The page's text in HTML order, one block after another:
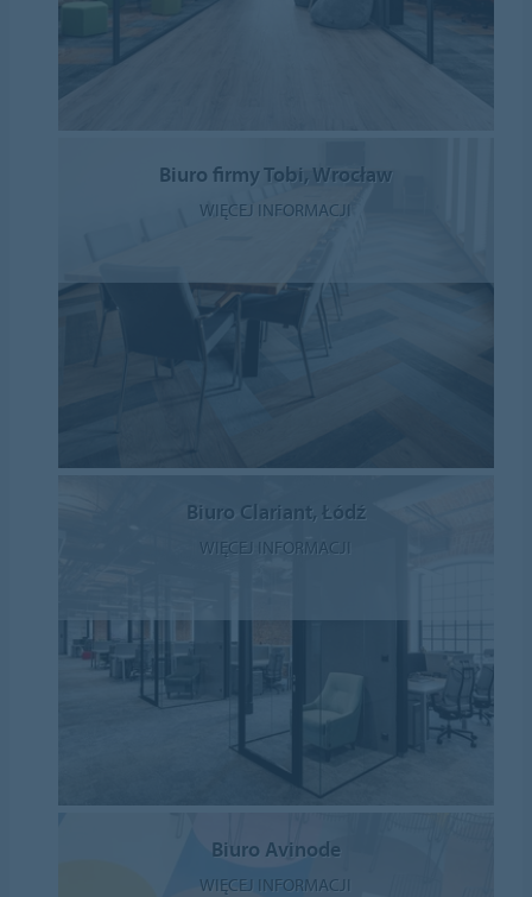
Biuro firmy Tobi, Wrocław
WIĘCEJ INFORMACJI
Biuro Clariant, Łódź
WIĘCEJ INFORMACJI
Biuro Avinode
WIĘCEJ INFORMACJI